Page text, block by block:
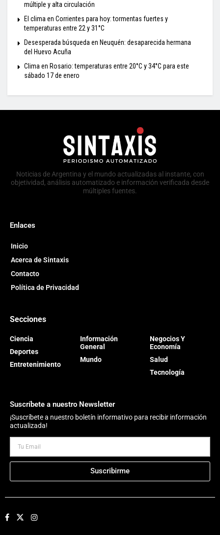
múltiple y alta circulación
El clima en Corrientes para hoy: tormentas fuertes y
temperaturas entre 22 y 31°C
Desesperada búsqueda en Neuquén: desaparecida hermana
del Huevo Acuña
Clima en Rosario: temperaturas entre 20°C y 34°C para este
sábado 17 de enero
Noticias de Argentina y el mundo actualizadas al instante, con
objetividad, análisis automatizado e información verificada desde
múltiples fuentes.
Enlaces
Inicio
Acerca de Sintaxis
Contacto
Política de Privacidad
Secciones
Ciencia
Deportes
Entretenimiento
Información
General
Mundo
Negocios Y
Economía
Salud
Tecnología
Suscríbete a nuestro Newsletter
¡Suscríbete a nuestro boletín informativo para recibir información
actualizada!
Suscribirme